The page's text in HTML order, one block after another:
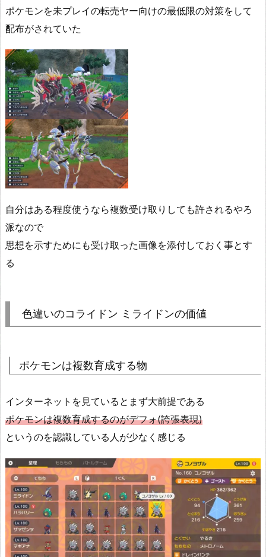
ポケモンを未プレイの転売ヤー向けの最低限の対策をして
配布がされていた
自分はある程度使うなら複数受け取りしても許されるやろ
派なので
思想を示すためにも受け取った画像を添付しておく事とす
る
色違いのコライドン ミライドンの価値
ポケモンは複数育成する物
インターネットを見ているとまず大前提である
ポケモンは複数育成するのがデフォ(誇張表現)
というのを認識している人が少なく感じる